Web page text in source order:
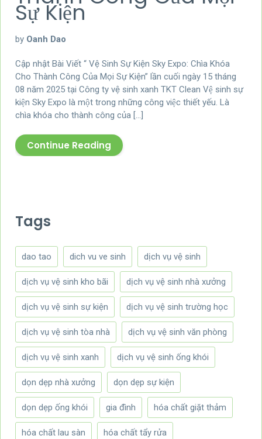
Sự Kiện
by Oanh Dao
Cập nhật Bài Viết “ Vệ Sinh Sự Kiện Sky Expo: Chìa Khóa
Cho Thành Công Của Mọi Sự Kiện” lần cuối ngày 15 tháng
08 năm 2025 tại Công ty vệ sinh xanh TKT Clean Vệ sinh sự
kiện Sky Expo là một trong những công việc thiết yếu. Là
chìa khóa cho thành công của […]
Continue Reading
Tags
dao tao dich vu ve sinh dịch vụ vệ sinh
dịch vụ vệ sinh kho bãi dịch vụ vệ sinh nhà xưởng
dịch vụ vệ sinh sự kiện dịch vụ vệ sinh trường học
dịch vụ vệ sinh tòa nhà dịch vụ vệ sinh văn phòng
dịch vụ vệ sinh xanh dịch vụ vệ sinh ống khói
dọn dẹp nhà xưởng dọn dẹp sự kiện
dọn dẹp ống khói gia đình hóa chất giặt thảm
hóa chất lau sàn hóa chất tẩy rửa